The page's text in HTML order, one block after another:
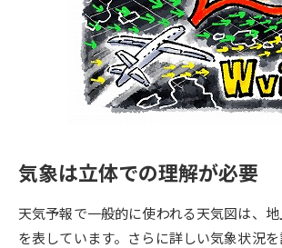
専門学校の資料請求 大学院の資
留学・進学関連、塾・予備校
大学入学共
内」の請求
大学入学共通テスト「受験上の
幼稚園教員資格認定試験 小学校教員
高等学校（情報）教員資格認定
試験
気象は立体での理解が必要
天気予報で一般的に使われる天気図は、
を表しています。さらに詳しい気象状況